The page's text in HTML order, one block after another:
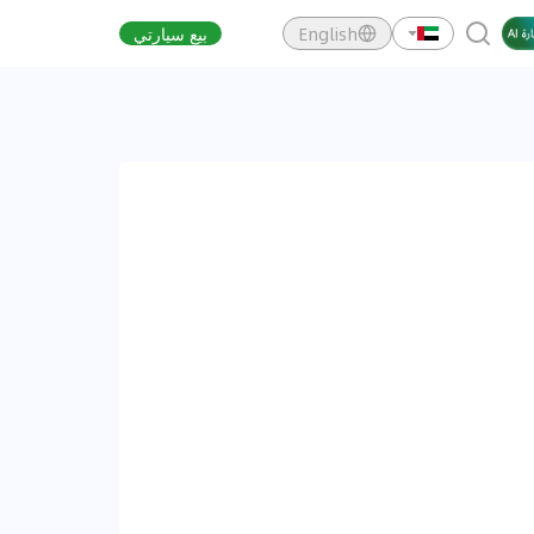
English بيع سيارتي